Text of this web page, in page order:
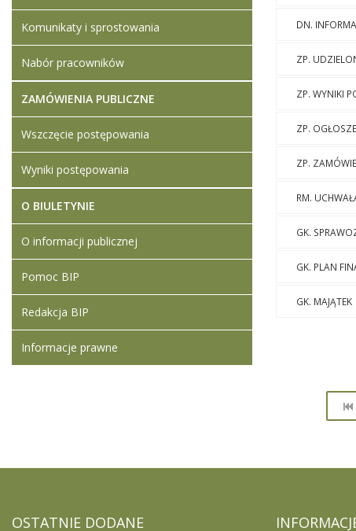
DN.
ZP.
ZP. WYNIKI
ZP.
ZP.
RM.
GK.
GK. PLAN
GK. MAJĄTEK
Komunikaty i sprostowania
Nabór pracowników
ZAMÓWIENIA PUBLICZNE
Wszczęcie postępowania
Wyniki postępowania
O BIULETYNIE
O informacji publicznej
Pomoc BIP
Redakcja BIP
Informacje prawne
OSTATNIE DODANE